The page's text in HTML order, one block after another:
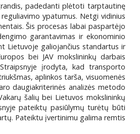
padedanti plėtoti tarptautinę
ypatumus. Netgi vidinius
Šis procesas labai paspartėjo
garantavimas ir ekonominio
Lietuvoje galiojančius standartus ir
bei JAV mokslininkų darbais
įrodyta, kad transporto
aplinkos tarša, visuomenės
daugiakriterinės analizės metodo
šalių bei Lietuvos mokslininkų
pateiktų pasiūlymų turėtų būti
Pateiktu įvertinimu galima remtis